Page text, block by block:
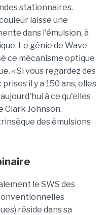
stationnaires.
laisse une
dans l'émulsion, à
Le génie de Wave
ce mécanisme optique
« Si vous regardez des
il y a 150 ans, elles
à ce qu'elles
Clark Johnson,
des émulsions
le SWS des
réside dans sa